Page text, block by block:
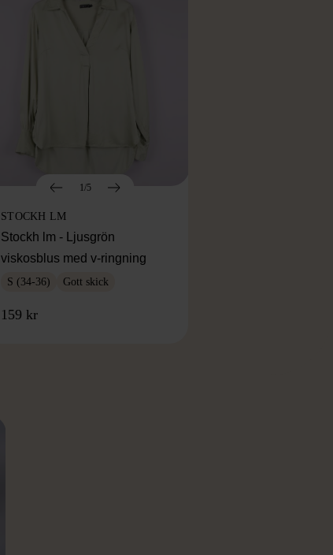
1/5
STOCKH LM
Stockh lm - Ljusgrön
viskosblus med v-ringning
S (34-36) Gott skick
159 kr